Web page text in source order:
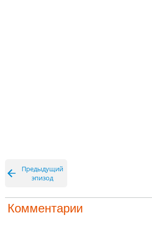
Предыдущий
эпизод
Комментарии